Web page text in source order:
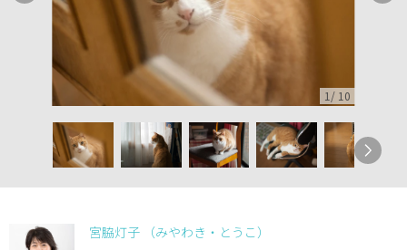
1 / 10
宮脇灯子 （みやわき・とうこ）